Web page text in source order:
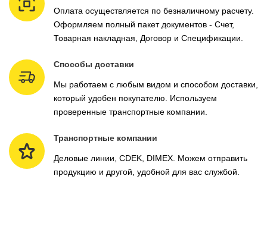
Оплата осуществляется по безналичному расчету.
Оформляем полный пакет документов - Счет,
Товарная накладная, Договор и Спецификации.
Способы доставки
Мы работаем с любым видом и способом доставки,
который удобен покупателю. Используем
проверенные транспортные компании.
Транспортные компании
Деловые линии, CDEK, DIMEX. Можем отправить
продукцию и другой, удобной для вас службой.